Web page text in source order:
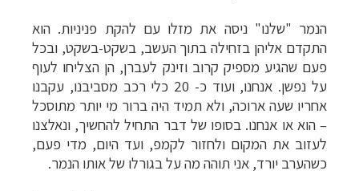
הנמר "שלנו" ניסה את מזלו עם להקת פניניות. הוא
התקדם אליהן בזחילה בתוך העשב, בשקט-בשקט, ובכל
פעם שהגיע מספיק קרוב וזינק לעברן, הן הצליחו לעוף
על נפשן. אנחנו, ועוד כ- 20 כלי רכב מסביבנו, עקבנו
אחריו שעה ארוכה, ולא תמיד היה ברור מי יותר מתוסכל
– הוא או אנחנו. בסופו של דבר התחיל להחשיך, ונאלצנו
לעזוב את המקום ולחזור לקמפ, ועד היום, מדי פעם,
כשהערב יורד, אני תוהה מה על בגורלו של אותו הנמר.